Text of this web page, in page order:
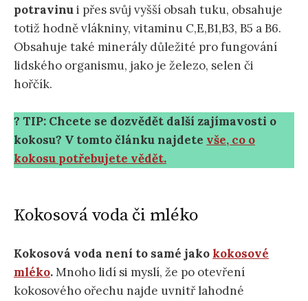
potravinui přes svůj vyšší obsah tuku, obsahuje
totiž hodně vlákniny, vitaminu C,E,B1,B3, B5 a B6.
Obsahuje také minerály důležité pro fungování
lidského organismu, jako je železo, selen či
hořčík.
? TIP: Chcete se dozvědět další zajímavosti o
kokosu? V tomto článku najdete vše, co o
kokosu potřebujete vědět.
Kokosová voda či mléko
Kokosová voda není to samé jako kokosové
mléko.Mnoho lidí si myslí, že po otevření
kokosového ořechu najde uvnitř lahodné